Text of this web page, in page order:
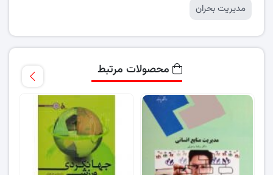
مدیریت بحران
محصولات مرتبط